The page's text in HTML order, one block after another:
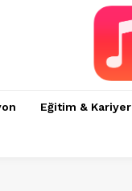
Eğitim & Kariyer